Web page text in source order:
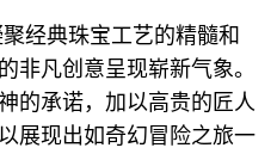
经典珠宝工艺的精髓和
非凡创意呈现崭新气象。
的承诺，加以高贵的匠人
展现出如奇幻冒险之旅一